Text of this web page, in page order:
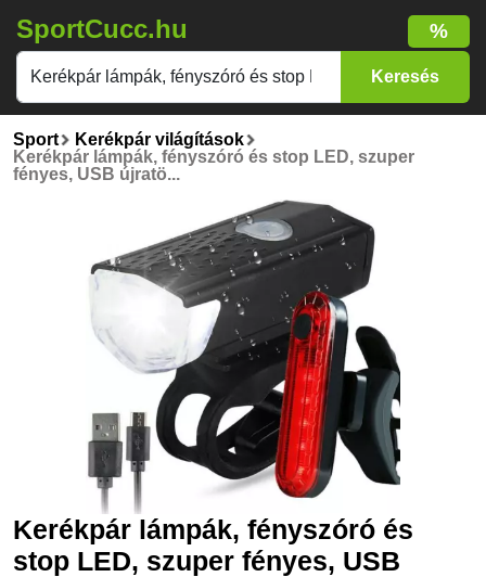
SportCucc.hu %
Sport
Kerékpár világítások
Kerékpár lámpák, fényszóró és stop LED, szuper
fényes, USB újratö...
Kerékpár lámpák, fényszóró és
stop LED, szuper fényes, USB